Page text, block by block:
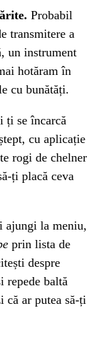
Probabil
transmitere a
un instrument
hotăram în
cu bunătăți.
ți se încarcă
cu aplicație
rogi de chelner
ți placă ceva
ajungi la meniu,
prin lista de
despre
repede baltă
că ar putea să-ți